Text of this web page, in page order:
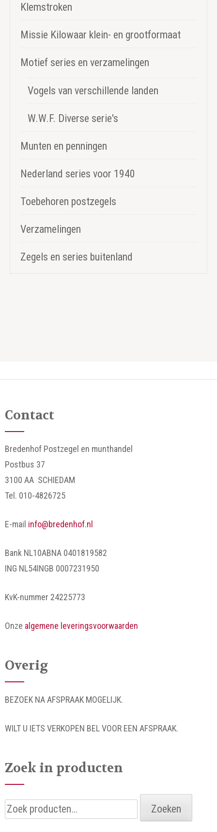
Klemstroken
Missie Kilowaar klein- en grootformaat
Motief series en verzamelingen
Vogels van verschillende landen
W.W.F. Diverse serie's
Munten en penningen
Nederland series voor 1940
Toebehoren postzegels
Verzamelingen
Zegels en series buitenland
Contact
Bredenhof Postzegel en munthandel
Postbus 37
3100 AA SCHIEDAM
Tel. 010-4826725
E-mail info@bredenhof.nl
Bank NL10ABNA 0401819582
ING NL54INGB 0007231950
KvK-nummer 24225773
Onze algemene leveringsvoorwaarden
Overig
BEZOEK NA AFSPRAAK MOGELIJK.
WILT U IETS VERKOPEN BEL VOOR EEN AFSPRAAK.
Zoek in producten
Zoeken
naar:
Zoeken